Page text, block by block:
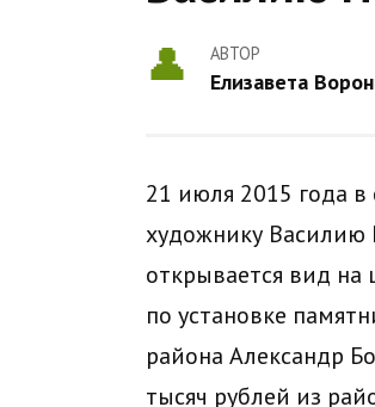
АВТОР
Елизавета
21 июля 2015 года в
художнику Василию
открывается вид
по установке
района Александр
тысяч рублей из